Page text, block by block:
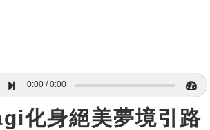
0:00 0:00
化身絕美夢境引路